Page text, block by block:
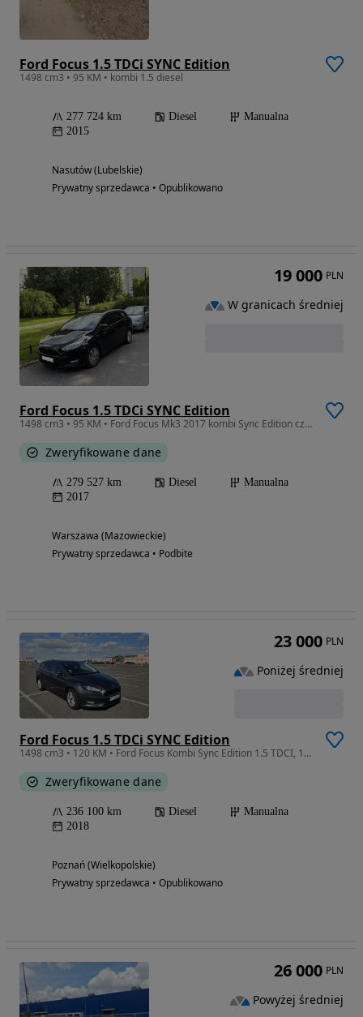
Ford Focus 1.5 TDCi SYNC Edition
1498 cm3 • 95 KM • kombi 1.5 diesel
277 724 km Diesel
Manualna
2015
Nasutów (Lubelskie)
Prywatny sprzedawca • Opublikowano
Ford Focus 1.5 TDCi SYNC Edition
1498 cm3 • 95 KM • Ford Focus Mk3 2017 kombi Sync Edition czarny Warszawa
Zweryfikowane dane
279 527 km Diesel
Manualna
2017
Warszawa (Mazowieckie)
Prywatny sprzedawca • Podbite
19 000 PLN
W granicach średniej
Ford Focus 1.5 TDCi SYNC Edition
1498 cm3 • 120 KM • Ford Focus Kombi Sync Edition 1.5 TDCI, 120 KM, PL Salon
Zweryfikowane dane
236 100 km Diesel
Manualna
2018
Poznań (Wielkopolskie)
Prywatny sprzedawca • Opublikowano
23 000 PLN
Poniżej średniej
26 000 PLN
Powyżej średniej